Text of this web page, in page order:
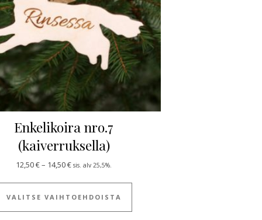
muunnelma. Voit tehdä valinnat tuotteen sivulla.
Enkelikoira nro.7
(kaiverruksella)
12,50€– 14,50€Hintaluokka: 12,50 € - 14,50 €
sis. alv 25,5%.
VALITSE VAIHTOEHDOISTA
Tällä tuotteella on useampi